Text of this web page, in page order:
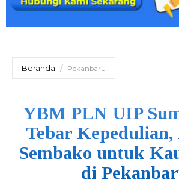
Beranda Pekanbaru
YBM PLN UIP
Tebar Kepedulian,
Sembako untuk
di